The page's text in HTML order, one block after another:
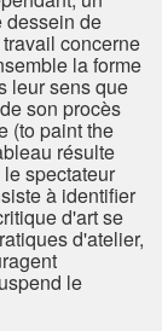
dessein de
concerne
la forme
leur sens que
son procès
(to paint the
résulte
spectateur
à identifier
d'art se
d'atelier,
le